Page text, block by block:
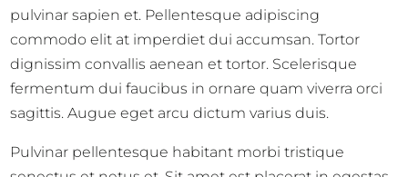
pulvinar sapien et. Pellentesque adipiscing
commodo elit at imperdiet dui accumsan. Tortor
dignissim convallis aenean et tortor. Scelerisque
fermentum dui faucibus in ornare quam viverra orci
sagittis. Augue eget arcu dictum varius duis.
Pulvinar pellentesque habitant morbi tristique